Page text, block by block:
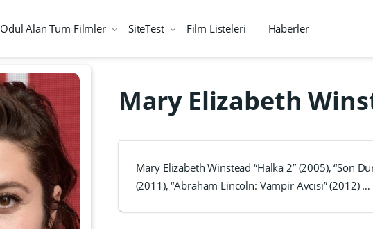
Ödül Alan Tüm Filmler SiteTest Film Listeleri Haberler
Mary Elizabeth
Mary Elizabeth Winstead “Halka 2” (2005), “Son
(2011), “Abraham Lincoln: Vampir Avcısı” (2012) …